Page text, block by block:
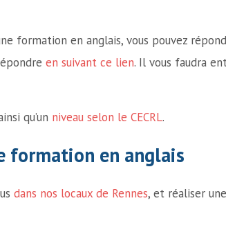
formation en anglais, vous pouvez
en suivant ce lien. Il vous faudra
qu’un niveau selon le CECRL.
formation en anglais
dans nos locaux de Rennes, et réaliser